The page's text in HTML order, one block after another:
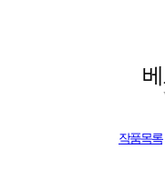
작품목록